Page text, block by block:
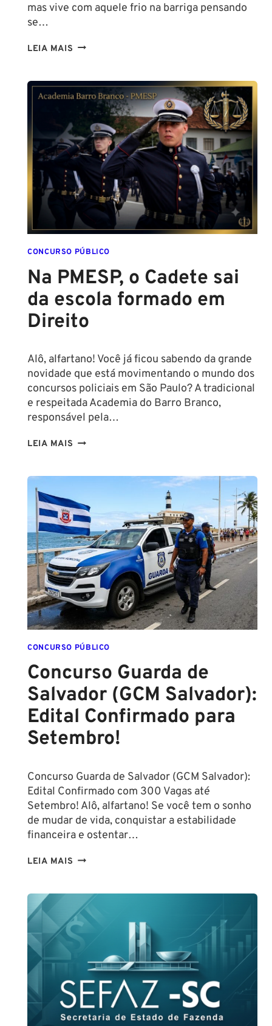
mas vive com aquele frio na barriga pensando
se…
LEIA MAIS TENHO
SER
POLICIAL?
DESCUBRA
AS
NOVAS
REGRAS!
ALTURA
MÍNIMA
PARA
CONCURSO
POLICIAL:
CONCURSO PÚBLICO
Na PMESP, o Cadete sai
da escola formado em
Direito
Alô, alfartano! Você já ficou sabendo da grande
novidade que está movimentando o mundo dos
concursos policiais em São Paulo? A tradicional
e respeitada Academia do Barro Branco,
responsável pela…
LEIA MAIS NA
SAI
DA
ESCOLA
FORMADO
EM
DIREITO
CONCURSO PÚBLICO
Concurso Guarda de
Salvador (GCM Salvador):
Edital Confirmado para
Setembro!
Concurso Guarda de Salvador (GCM Salvador):
Edital Confirmado com 300 Vagas até
Setembro! Alô, alfartano! Se você tem o sonho
de mudar de vida, conquistar a estabilidade
financeira e ostentar…
LEIA MAIS CONCURSO
SALVADOR
(GCM
SALVADOR):
CONFIRMADO
PARA
SETEMBRO!